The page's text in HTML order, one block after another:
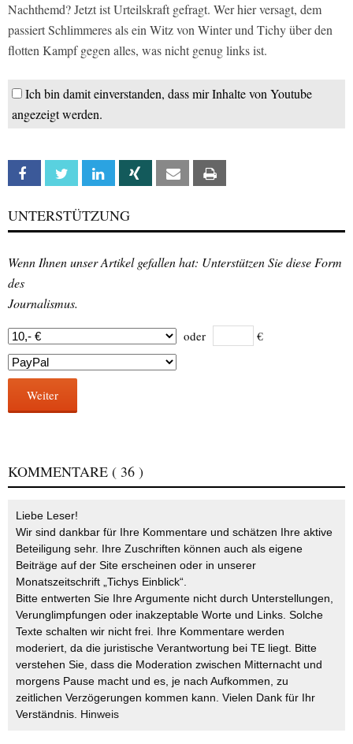
Nachthemd? Jetzt ist Urteilskraft gefragt. Wer hier versagt, dem
passiert Schlimmeres als ein Witz von Winter und Tichy über den
flotten Kampf gegen alles, was nicht genug links ist.
Ich bin damit einverstanden, dass mir Inhalte von Youtube
angezeigt werden.
Facebook Twitter Linkedin Xing Email
UNTERSTÜTZUNG
Wenn Ihnen unser Artikel gefallen hat: Unterstützen Sie diese Form
des
Journalismus.
oder €
Weiter
KOMMENTARE ( 36 )
Liebe Leser!
Wir sind dankbar für Ihre Kommentare und schätzen Ihre aktive
Beteiligung sehr. Ihre Zuschriften können auch als eigene
Beiträge auf der Site erscheinen oder in unserer
Monatszeitschrift „Tichys Einblick“.
Bitte entwerten Sie Ihre Argumente nicht durch Unterstellungen,
Verunglimpfungen oder inakzeptable Worte und Links. Solche
Texte schalten wir nicht frei. Ihre Kommentare werden
moderiert, da die juristische Verantwortung bei TE liegt. Bitte
verstehen Sie, dass die Moderation zwischen Mitternacht und
morgens Pause macht und es, je nach Aufkommen, zu
zeitlichen Verzögerungen kommen kann. Vielen Dank für Ihr
Verständnis. Hinweis